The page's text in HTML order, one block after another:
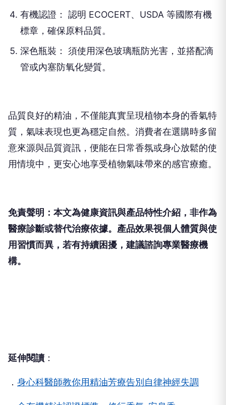
有機認證： 認明 ECOCERT、USDA 等國際有機
標章，確保原料品質。
深色瓶裝： 須使用深色玻璃瓶防光害，並搭配滴
管或內塞防氧化變質。
品質良好的精油，不僅能真實呈現植物本身的香氣特
質，氣味表現也更為穩定自然。消費者在選購時多留
意來源與品質資訊，便能在日常香氛或身心放鬆的使
用情境中，更安心地享受植物氣味帶來的感官療癒。
免責聲明：本文為健康資訊與產品特性介紹，非作為
醫療診斷或替代治療依據。產品效果視個人體質與使
用習慣而異，若有持續困擾，建議諮詢專業醫療機
構。
延伸閱讀 ：
． 身心科醫師教你用精油芳療告別自律神經失調